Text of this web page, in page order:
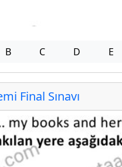
B C D E
Final Sınavı